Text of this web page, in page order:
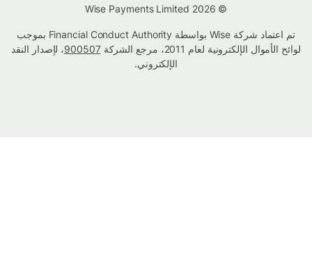
تم اعتماد شركة Wise بواسطة Financial Conduct Authority بموجب
لوائح الأموال الإلكترونية لعام 2011، مرجع الشركة
900507، لإصدار النقد
الإلكتروني.